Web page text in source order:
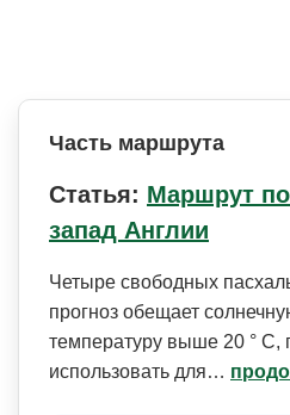
Часть маршрута
Статья: Маршрут
запад Англии
Четыре свободных
прогноз обещает
температуру выше 20 ° C,
использовать для…